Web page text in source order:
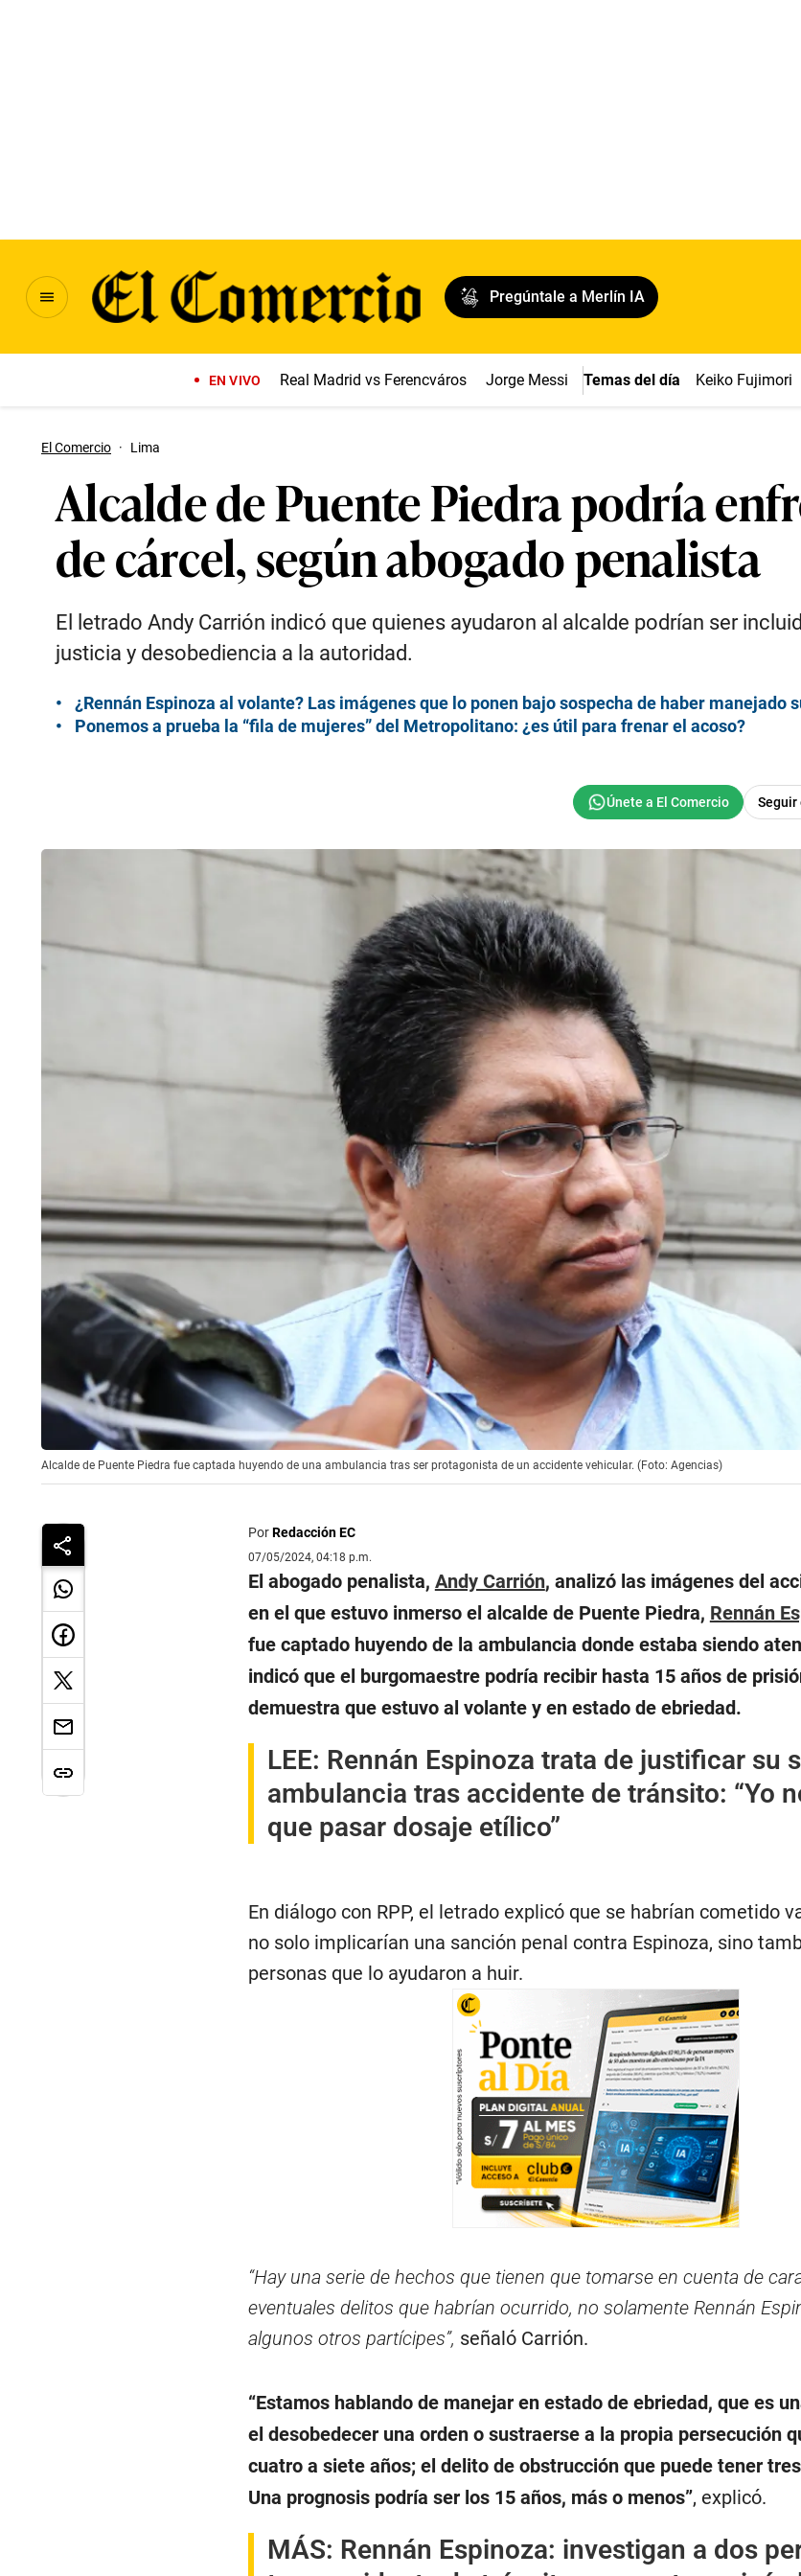
Pregúntale a Merlín IA
EN VIVO Real Madrid vs Ferencváros Jorge Messi Temas del día Keiko Fujimori
El Comercio · Lima
Alcalde de Puente Piedra podría
de cárcel, según abogado penalista
El letrado Andy Carrión indicó que quienes ayudaron al alcalde podrían ser
justicia y desobediencia a la autoridad.
¿Rennán Espinoza al volante? Las imágenes que lo ponen bajo sospecha de haber manejado
Ponemos a prueba la “fila de mujeres” del Metropolitano: ¿es útil para frenar el acoso?
Seguir
Alcalde de Puente Piedra fue captada huyendo de una ambulancia tras ser protagonista de un accidente vehicular. (Foto: Agencias)
PorRedacción EC
07/05/2024, 04:18 p.m.
El abogado penalista, Andy Carrión, analizó las imágenes del
en el que estuvo inmerso el alcalde de Puente Piedra, Rennán
fue captado huyendo de la ambulancia donde estaba siendo
indicó que el burgomaestre podría recibir hasta 15 años de
demuestra que estuvo al volante y en estado de ebriedad.
LEE: Rennán Espinoza trata de justificar su
ambulancia tras accidente de tránsito: “Yo
que pasar dosaje etílico”
En diálogo con RPP, el letrado explicó que se habrían cometido
no solo implicarían una sanción penal contra Espinoza, sino
personas que lo ayudaron a huir.
“Hay una serie de hechos que tienen que tomarse en cuenta de
eventuales delitos que habrían ocurrido, no solamente Rennán
algunos otros partícipes”, señaló Carrión.
“Estamos hablando de manejar en estado de ebriedad, que es
el desobedecer una orden o sustraerse a la propia persecución
cuatro a siete años; el delito de obstrucción que puede tener
Una prognosis podría ser los 15 años, más o menos”, explicó.
MÁS: Rennán Espinoza: investigan a dos